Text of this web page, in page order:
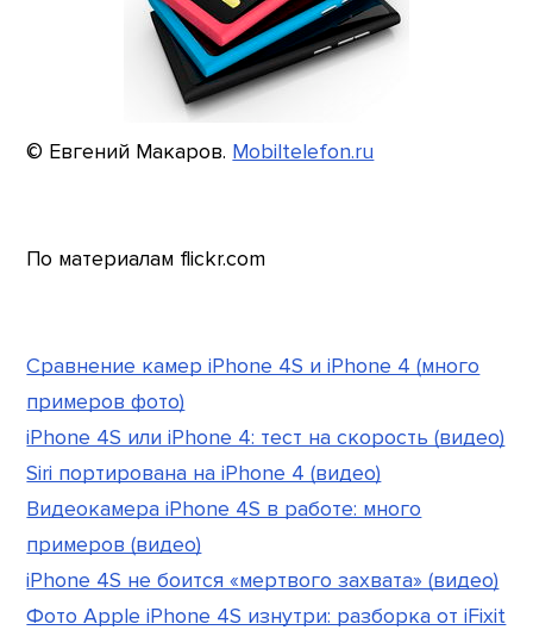
© Евгений Макаров. Mobiltelefon.ru
По материалам flickr.com
Сравнение камер iPhone 4S и iPhone 4 (много
примеров фото)
iPhone 4S или iPhone 4: тест на скорость (видео)
Siri портирована на iPhone 4 (видео)
Видеокамера iPhone 4S в работе: много
примеров (видео)
iPhone 4S не боится «мертвого захвата» (видео)
Фото Apple iPhone 4S изнутри: разборка от iFixit